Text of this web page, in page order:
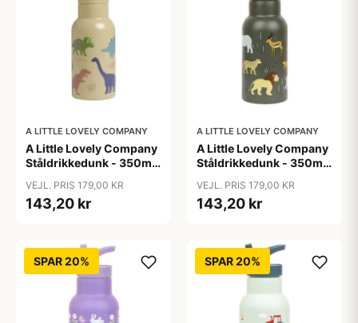
A LITTLE LOVELY COMPANY
A Little Lovely Company
Ståldrikkedunk - 350ml
VEJL. PRIS 179,00 KR
143,20 kr
A LITTLE LOVELY COMPANY
A Little Lovely Company
Ståldrikkedunk - 350ml
VEJL. PRIS 179,00 KR
143,20 kr
SPAR 20% SPAR 20%